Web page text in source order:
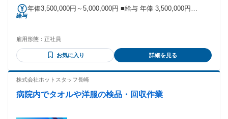
給与
年俸3,500,000円～5,000,000円 ■給与 年俸 3,500,000円
円 ・地域手当：3,000円 【諸手当】上記月給と別途支給 ・子
役職手当 等 ・昇給：毎年4月 ・賞与：6月・12月支給（平均4
ヶ月/年） 固定残業代の有無：なし
雇用形態： 正社員
お気に入り 詳細を見る
株式会社ホットスタッフ長崎
病院内でタオルや洋服の検品・回収作業